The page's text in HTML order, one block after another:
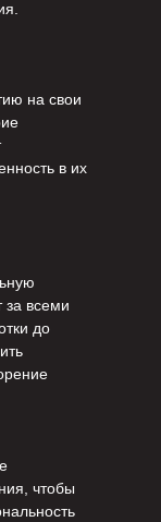
на свои
в их
за всеми
до
чтобы